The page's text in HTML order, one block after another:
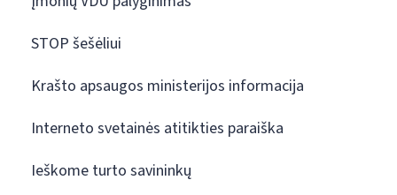
STOP šešėliui
Krašto apsaugos ministerijos informacija
Interneto svetainės atitikties paraiška
Ieškome turto savininkų